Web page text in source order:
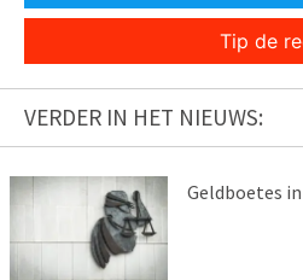
Tip de
VERDER IN HET NIEUWS:
Geldboetes